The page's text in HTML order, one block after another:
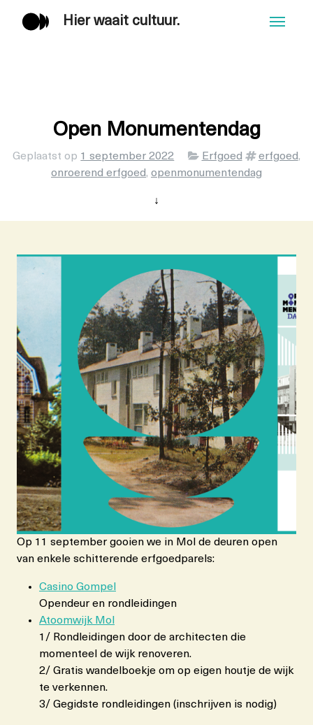
Hier waait cultuur. Menu
Open Monumentendag
Geplaatst op 1 september 2022 Categorieën
Erfgoed Tags
erfgoed,
onroerend erfgoed, openmonumentendag
↓
Op 11 september gooien we in Mol de deuren open
van enkele schitterende erfgoedparels:
Casino Gompel
Opendeur en rondleidingen
Atoomwijk Mol
1/ Rondleidingen door de architecten die
momenteel de wijk renoveren.
2/ Gratis wandelboekje om op eigen houtje de wijk
te verkennen.
3/ Gegidste rondleidingen (inschrijven is nodig)